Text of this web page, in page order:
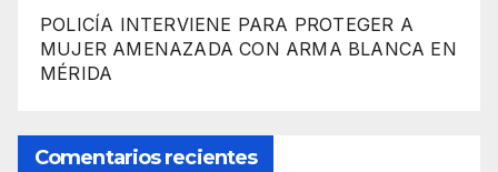
POLICÍA INTERVIENE PARA PROTEGER A
MUJER AMENAZADA CON ARMA BLANCA EN
MÉRIDA
Comentarios recientes